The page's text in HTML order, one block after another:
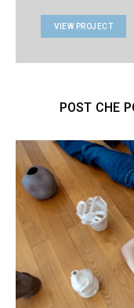
VIEW PROJECT
POST CHE